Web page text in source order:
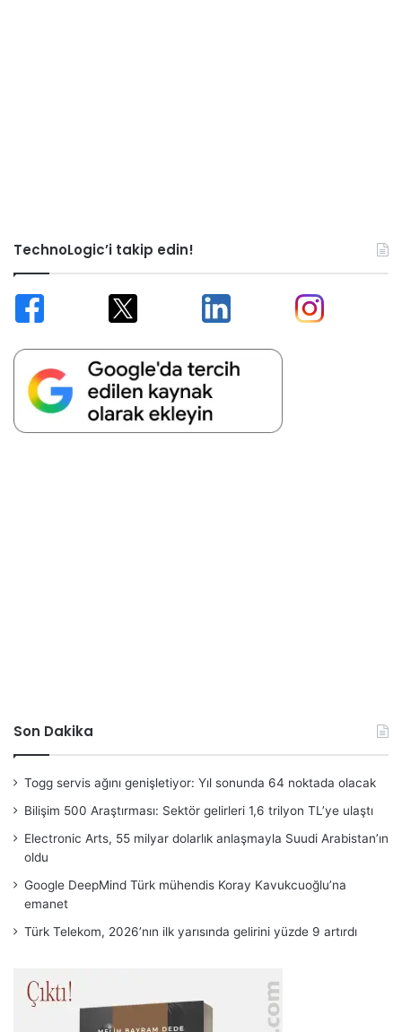
TechnoLogic’i takip edin!
Son Dakika
Togg servis ağını genişletiyor: Yıl sonunda 64 noktada olacak
Bilişim 500 Araştırması: Sektör gelirleri 1,6 trilyon TL’ye ulaştı
Electronic Arts, 55 milyar dolarlık anlaşmayla Suudi Arabistan’ın
oldu
Google DeepMind Türk mühendis Koray Kavukcuoğlu’na
emanet
Türk Telekom, 2026’nın ilk yarısında gelirini yüzde 9 artırdı